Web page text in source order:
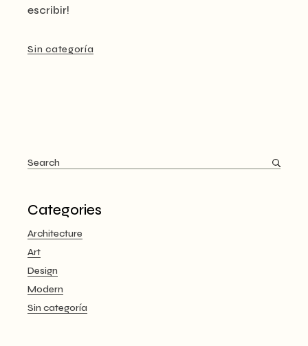
escribir!
Sin categoría
Search
for:
Categories
Architecture
Art
Design
Modern
Sin categoría